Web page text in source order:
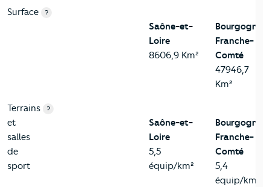
Surface ?
Saône-et-
Loire
8606,9 Km²
Bourgogne-
Franche-
Comté
47946,7
Km²
Terrains
et
salles
de
sport
?
Saône-et-
Loire
5,5
équip/km²
Bourgogne-
Franche-
Comté
5,4
équip/km²